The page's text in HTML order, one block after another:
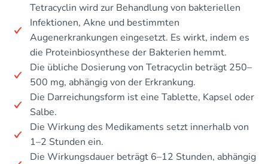
Tetracyclin wird zur Behandlung von bakteriellen
Infektionen, Akne und bestimmten
Augenerkrankungen eingesetzt. Es wirkt, indem es
die Proteinbiosynthese der Bakterien hemmt.
Die übliche Dosierung von Tetracyclin beträgt 250–
500 mg, abhängig von der Erkrankung.
Die Darreichungsform ist eine Tablette, Kapsel oder
Salbe.
Die Wirkung des Medikaments setzt innerhalb von
1–2 Stunden ein.
Die Wirkungsdauer beträgt 6–12 Stunden, abhängig